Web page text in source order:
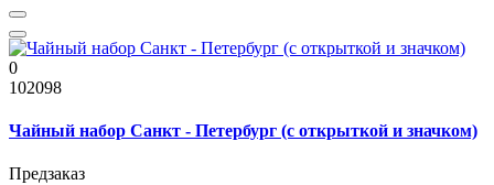
0
102098
Чайный набор Санкт - Петербург (с открыткой и значком)
Предзаказ